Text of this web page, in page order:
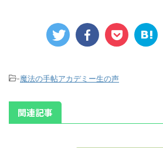
-魔法の手帖アカデミー生の声
関連記事